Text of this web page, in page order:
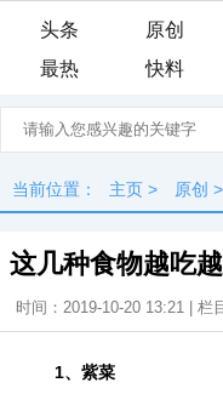
头条 原创
最热
快料
当前位置： 主页 > 原创 >
这几种食物越吃
时间：2019-10-20 13:21 | 栏
1、紫菜